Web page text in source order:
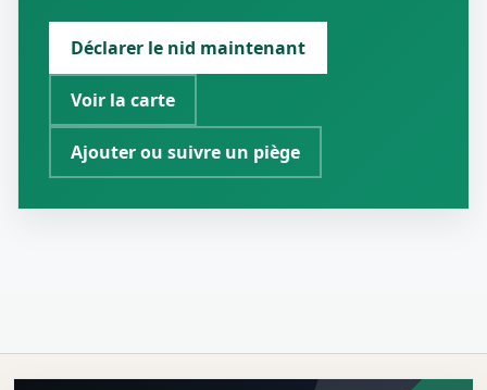
Déclarer le nid maintenant
Voir la carte
Ajouter ou suivre un piège